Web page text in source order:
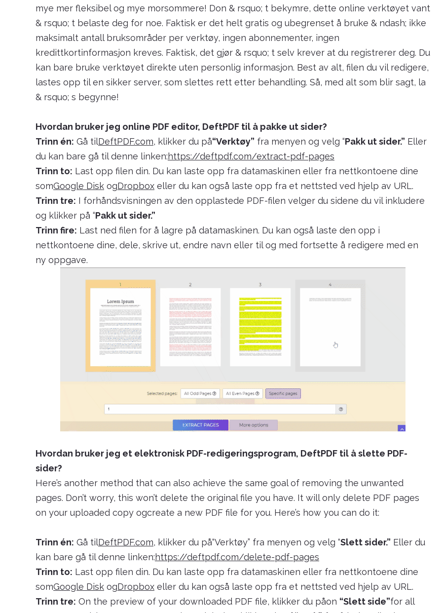
mye mer fleksibel og mye morsommere! Don & rsquo; t bekymre, dette online verktøyet vant
& rsquo; t belaste deg for noe. Faktisk er det helt gratis og ubegrenset å bruke & ndash; ikke
maksimalt antall bruksområder per verktøy, ingen abonnementer, ingen
kredittkortinformasjon kreves. Faktisk, det gjør & rsquo; t selv krever at du registrerer deg. Du
kan bare bruke verktøyet direkte uten personlig informasjon. Best av alt, filen du vil redigere,
lastes opp til en sikker server, som slettes rett etter behandling. Så, med alt som blir sagt, la
& rsquo; s begynne!
Hvordan bruker jeg online PDF editor, DeftPDF til å pakke ut sider?
Trinn én: Gå tilDeftPDF.com, klikker du på“Verktøy” fra menyen og velg “Pakk ut sider.” Eller
du kan bare gå til denne linken:https://deftpdf.com/extract-pdf-pages
Trinn to: Last opp filen din. Du kan laste opp fra datamaskinen eller fra nettkontoene dine
somGoogle Disk ogDropbox eller du kan også laste opp fra et nettsted ved hjelp av URL.
Trinn tre: I forhåndsvisningen av den opplastede PDF-filen velger du sidene du vil inkludere
og klikker på “Pakk ut sider.”
Trinn fire: Last ned filen for å lagre på datamaskinen. Du kan også laste den opp i
nettkontoene dine, dele, skrive ut, endre navn eller til og med fortsette å redigere med en
ny oppgave.
Hvordan bruker jeg et elektronisk PDF-redigeringsprogram, DeftPDF til å slette PDF-
sider?
Here’s another method that can also achieve the same goal of removing the unwanted
pages. Don’t worry, this won’t delete the original file you have. It will only delete PDF pages
on your uploaded copy ogcreate a new PDF file for you. Here’s how you can do it:
Trinn én: Gå tilDeftPDF.com, klikker du på“Verktøy” fra menyen og velg “Slett sider.” Eller du
kan bare gå til denne linken:https://deftpdf.com/delete-pdf-pages
Trinn to: Last opp filen din. Du kan laste opp fra datamaskinen eller fra nettkontoene dine
somGoogle Disk ogDropbox eller du kan også laste opp fra et nettsted ved hjelp av URL.
Trinn tre: On the preview of your downloaded PDF file, klikker du påon “Slett side”for all